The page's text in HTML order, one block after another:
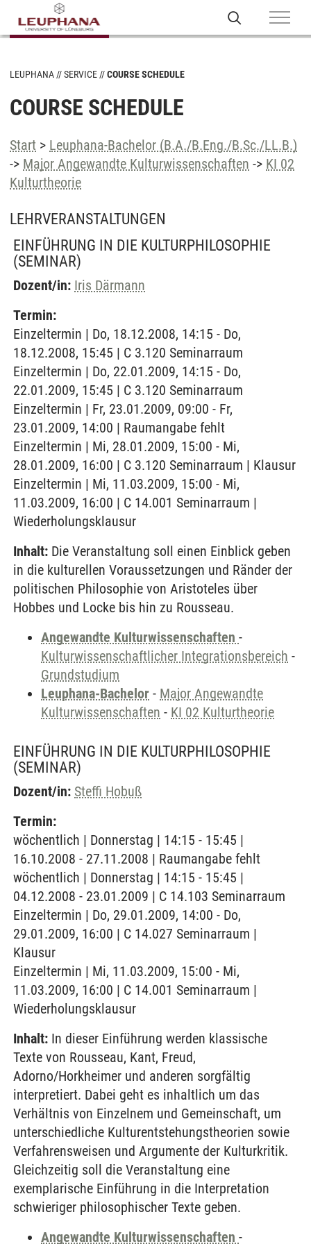
LEUPHANA SERVICE COURSE SCHEDULE
COURSE SCHEDULE
Start > Leuphana-Bachelor (B.A./B.Eng./B.Sc./LL.B.)
-> Major Angewandte Kulturwissenschaften -> KI 02
Kulturtheorie
LEHRVERANSTALTUNGEN
EINFÜHRUNG IN DIE KULTURPHILOSOPHIE
(SEMINAR)
Dozent/in: Iris Därmann
Termin:
Einzeltermin | Do, 18.12.2008, 14:15 - Do,
18.12.2008, 15:45 | C 3.120 Seminarraum
Einzeltermin | Do, 22.01.2009, 14:15 - Do,
22.01.2009, 15:45 | C 3.120 Seminarraum
Einzeltermin | Fr, 23.01.2009, 09:00 - Fr,
23.01.2009, 14:00 | Raumangabe fehlt
Einzeltermin | Mi, 28.01.2009, 15:00 - Mi,
28.01.2009, 16:00 | C 3.120 Seminarraum | Klausur
Einzeltermin | Mi, 11.03.2009, 15:00 - Mi,
11.03.2009, 16:00 | C 14.001 Seminarraum |
Wiederholungsklausur
Inhalt: Die Veranstaltung soll einen Einblick geben
in die kulturellen Voraussetzungen und Ränder der
politischen Philosophie von Aristoteles über
Hobbes und Locke bis hin zu Rousseau.
Angewandte Kulturwissenschaften -
Kulturwissenschaftlicher Integrationsbereich -
Grundstudium
Leuphana-Bachelor - Major Angewandte
Kulturwissenschaften - KI 02 Kulturtheorie
EINFÜHRUNG IN DIE KULTURPHILOSOPHIE
(SEMINAR)
Dozent/in: Steffi Hobuß
Termin:
wöchentlich | Donnerstag | 14:15 - 15:45 |
16.10.2008 - 27.11.2008 | Raumangabe fehlt
wöchentlich | Donnerstag | 14:15 - 15:45 |
04.12.2008 - 23.01.2009 | C 14.103 Seminarraum
Einzeltermin | Do, 29.01.2009, 14:00 - Do,
29.01.2009, 16:00 | C 14.027 Seminarraum |
Klausur
Einzeltermin | Mi, 11.03.2009, 15:00 - Mi,
11.03.2009, 16:00 | C 14.001 Seminarraum |
Wiederholungsklausur
Inhalt: In dieser Einführung werden klassische
Texte von Rousseau, Kant, Freud,
Adorno/Horkheimer und anderen sorgfältig
interpretiert. Dabei geht es inhaltlich um das
Verhältnis von Einzelnem und Gemeinschaft, um
unterschiedliche Kulturentstehungstheorien sowie
Verfahrensweisen und Argumente der Kulturkritik.
Gleichzeitig soll die Veranstaltung eine
exemplarische Einführung in die Interpretation
schwieriger philosophischer Texte geben.
Angewandte Kulturwissenschaften -